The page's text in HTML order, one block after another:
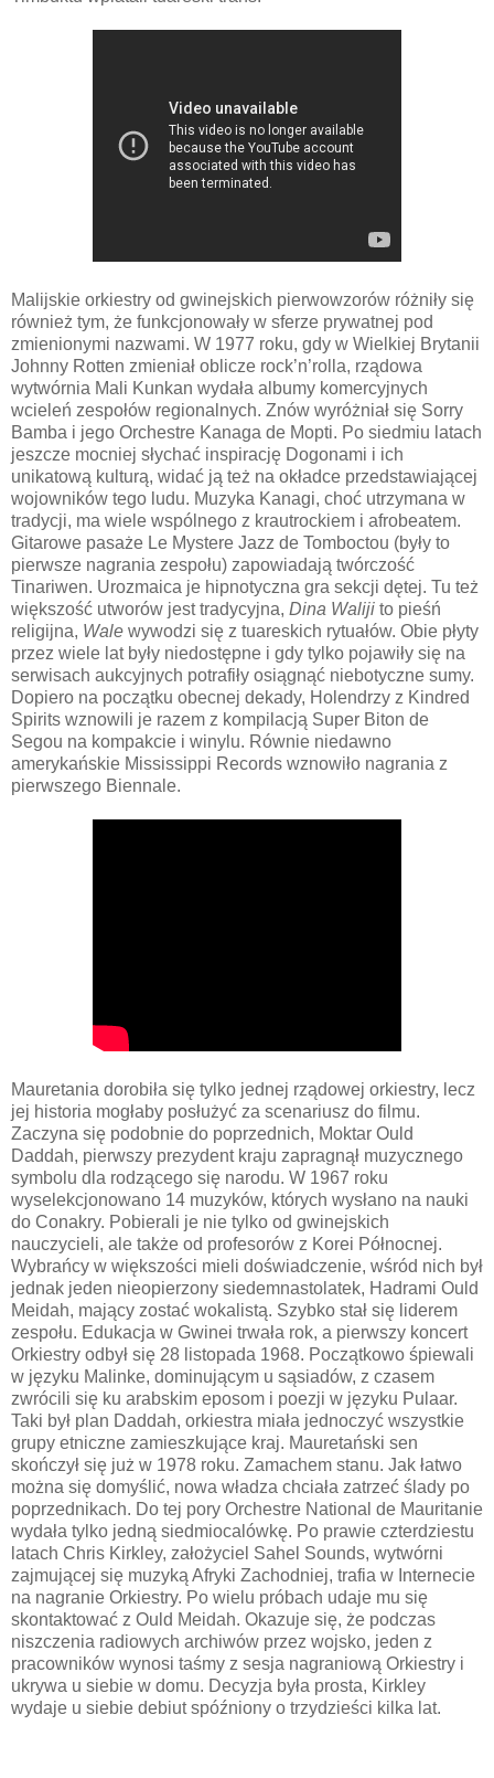
Malijskie orkiestry od gwinejskich pierwowzorów różniły się
również tym, że funkcjonowały w sferze prywatnej pod
zmienionymi nazwami. W 1977 roku, gdy w Wielkiej Brytanii
Johnny Rotten zmieniał oblicze rock’n’rolla, rządowa
wytwórnia Mali Kunkan wydała albumy komercyjnych
wcieleń zespołów regionalnych. Znów wyróżniał się Sorry
Bamba i jego Orchestre Kanaga de Mopti. Po siedmiu latach
jeszcze mocniej słychać inspirację Dogonami i ich
unikatową kulturą, widać ją też na okładce przedstawiającej
wojowników tego ludu. Muzyka Kanagi, choć utrzymana w
tradycji, ma wiele wspólnego z krautrockiem i afrobeatem.
Gitarowe pasaże Le Mystere Jazz de Tomboctou (były to
pierwsze nagrania zespołu) zapowiadają twórczość
Tinariwen. Urozmaica je hipnotyczna gra sekcji dętej. Tu też
większość utworów jest tradycyjna, Dina Waliji to pieśń
religijna, Wale wywodzi się z tuareskich rytuałów. Obie płyty
przez wiele lat były niedostępne i gdy tylko pojawiły się na
serwisach aukcyjnych potrafiły osiągnąć niebotyczne sumy.
Dopiero na początku obecnej dekady, Holendrzy z Kindred
Spirits wznowili je razem z kompilacją Super Biton de
Segou na kompakcie i winylu. Równie niedawno
amerykańskie Mississippi Records wznowiło nagrania z
pierwszego Biennale.
Mauretania dorobiła się tylko jednej rządowej orkiestry, lecz
jej historia mogłaby posłużyć za scenariusz do filmu.
Zaczyna się podobnie do poprzednich, Moktar Ould
Daddah, pierwszy prezydent kraju zapragnął muzycznego
symbolu dla rodzącego się narodu. W 1967 roku
wyselekcjonowano 14 muzyków, których wysłano na nauki
do Conakry. Pobierali je nie tylko od gwinejskich
nauczycieli, ale także od profesorów z Korei Północnej.
Wybrańcy w większości mieli doświadczenie, wśród nich był
jednak jeden nieopierzony siedemnastolatek, Hadrami Ould
Meidah, mający zostać wokalistą. Szybko stał się liderem
zespołu. Edukacja w Gwinei trwała rok, a pierwszy koncert
Orkiestry odbył się 28 listopada 1968. Początkowo śpiewali
w języku Malinke, dominującym u sąsiadów, z czasem
zwrócili się ku arabskim eposom i poezji w języku Pulaar.
Taki był plan Daddah, orkiestra miała jednoczyć wszystkie
grupy etniczne zamieszkujące kraj. Mauretański sen
skończył się już w 1978 roku. Zamachem stanu. Jak łatwo
można się domyślić, nowa władza chciała zatrzeć ślady po
poprzednikach. Do tej pory Orchestre National de Mauritanie
wydała tylko jedną siedmiocalówkę. Po prawie czterdziestu
latach Chris Kirkley, założyciel Sahel Sounds, wytwórni
zajmującej się muzyką Afryki Zachodniej, trafia w Internecie
na nagranie Orkiestry. Po wielu próbach udaje mu się
skontaktować z Ould Meidah. Okazuje się, że podczas
niszczenia radiowych archiwów przez wojsko, jeden z
pracowników wynosi taśmy z sesja nagraniową Orkiestry i
ukrywa u siebie w domu. Decyzja była prosta, Kirkley
wydaje u siebie debiut spóźniony o trzydzieści kilka lat.